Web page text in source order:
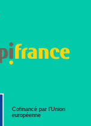
Cofinancé par l’Union
européenne